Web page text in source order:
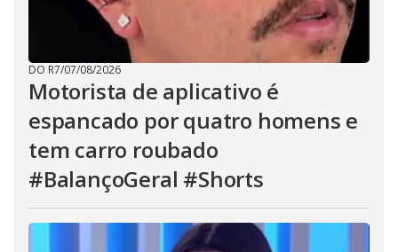
DO R7/07/08/2026
Motorista de aplicativo é
espancado por quatro homens e
tem carro roubado
#BalançoGeral #Shorts